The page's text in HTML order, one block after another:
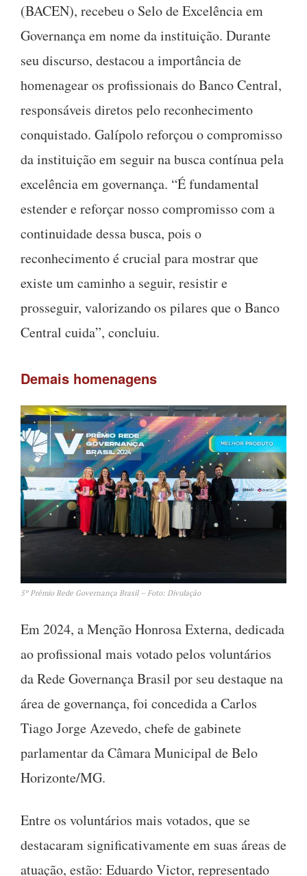
(BACEN), recebeu o Selo de Excelência em
Governança em nome da instituição. Durante
seu discurso, destacou a importância de
homenagear os profissionais do Banco Central,
responsáveis diretos pelo reconhecimento
conquistado. Galípolo reforçou o compromisso
da instituição em seguir na busca contínua pela
excelência em governança. “É fundamental
estender e reforçar nosso compromisso com a
continuidade dessa busca, pois o
reconhecimento é crucial para mostrar que
existe um caminho a seguir, resistir e
prosseguir, valorizando os pilares que o Banco
Central cuida”, concluiu.
Demais homenagens
5º Prêmio Rede Governança Brasil – Foto: Divulação
Em 2024, a Menção Honrosa Externa, dedicada
ao profissional mais votado pelos voluntários
da Rede Governança Brasil por seu destaque na
área de governança, foi concedida a Carlos
Tiago Jorge Azevedo, chefe de gabinete
parlamentar da Câmara Municipal de Belo
Horizonte/MG.
Entre os voluntários mais votados, que se
destacaram significativamente em suas áreas de
atuação, estão: Eduardo Victor, representado